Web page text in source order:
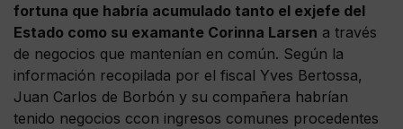
fortuna que habría acumulado tanto el exjefe del
Estado como su examante Corinna Larsen a través
de negocios que mantenían en común. Según la
información recopilada por el fiscal Yves Bertossa,
Juan Carlos de Borbón y su compañera habrían
tenido negocios ccon ingresos comunes procedentes